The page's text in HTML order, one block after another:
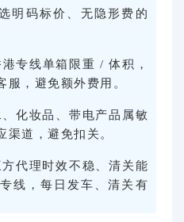
明码标价、无隐形费的
港专线单箱限重 / 体积，
服，避免额外费用。
、化妆品、带电产品属敏
渠道，避免扣关。
方代理时效不稳、清关能
线，每日发车、清关有